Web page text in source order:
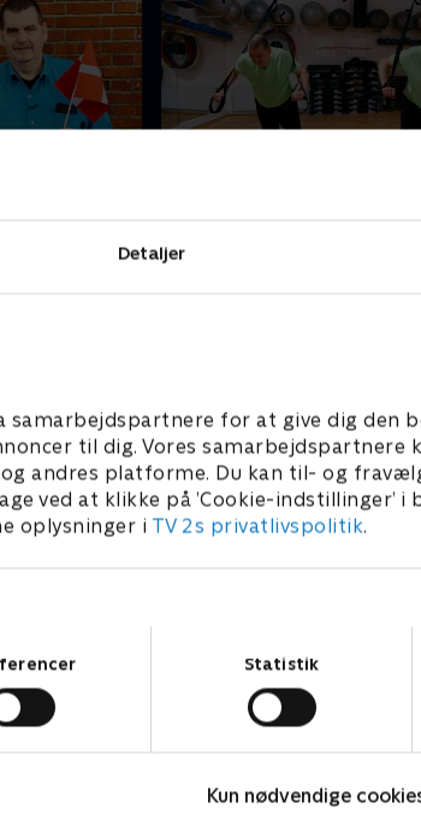
Detaljer
samarbejdspartnere for at give dig den
til dig. Vores samarbejdspartnere
andres platforme. Du kan til- og
ved at klikke på ’Cookie-indstillinger’ i
oplysninger i TV 2s privatlivspolitik.
Statistik
Kun nødvendige
et skarpt
Anders og Torben er blevet